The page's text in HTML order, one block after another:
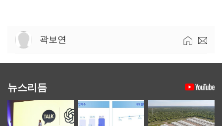
곽보연
뉴스리듬